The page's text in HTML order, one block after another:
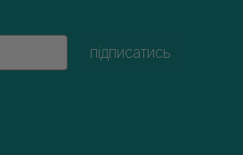
підписатись